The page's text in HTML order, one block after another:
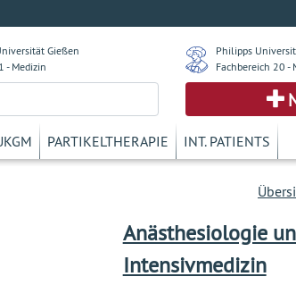
Gießen
- Medizin
Philipps
Fachbereich 20 -
PARTIKELTHERAPIE INT. PATIENTS
Anästhesiologie
Intensivmedizin